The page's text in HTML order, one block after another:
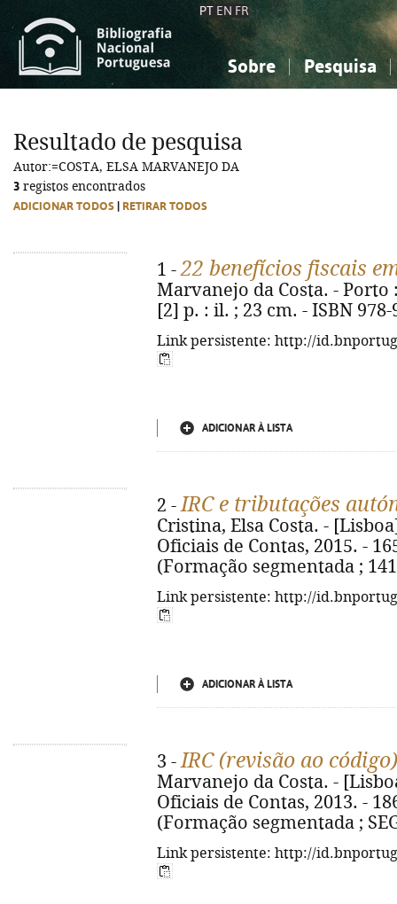
PT EN FR
Sobre Pesquisa
Ciências sociais...
Ciências sociais...
Resultado de pesquisa
Autor:=COSTA, ELSA MARVANEJO DA
3 registos encontrados
ADICIONAR TODOS RETIRAR TODOS
1 -22 benefícios fiscais
Marvanejo da Costa. - Porto
[2] p. : il. ; 23 cm. - ISBN 978-
Link persistente: http://
ADICIONAR À LISTA
2 -IRC e tributações
Cristina, Elsa Costa. -
Oficiais de Contas, 2015. -
(Formação segmentada ;
Link persistente: http://
ADICIONAR À LISTA
3 -IRC (revisão ao código)
Marvanejo da Costa. -
Oficiais de Contas, 2013. -
(Formação segmentada ;
Link persistente: http://